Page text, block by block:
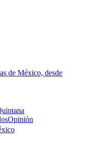
de México, desde
Opinión